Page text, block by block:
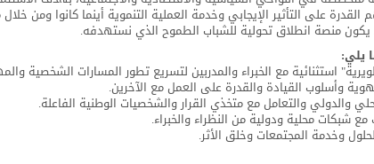
على التأثير الإيجابي وخدمة العملية التنموية أينما كانوا ومن
يكون منصة انطلاق تحولية للشباب الطموح الذي نستهدفه.
يلي:
استثنائية مع الخبراء والمدربين لتسريع تطور المسارات الشخصية
وأسلوب القيادة والقدرة على العمل مع الآخرين.
والدولي والتعامل مع متخذي القرار والشخصيات الوطنية الفاعلة.
شبكات محلية ودولية من النظراء والخبراء.
وخدمة المجتمعات وخلق الأثر.